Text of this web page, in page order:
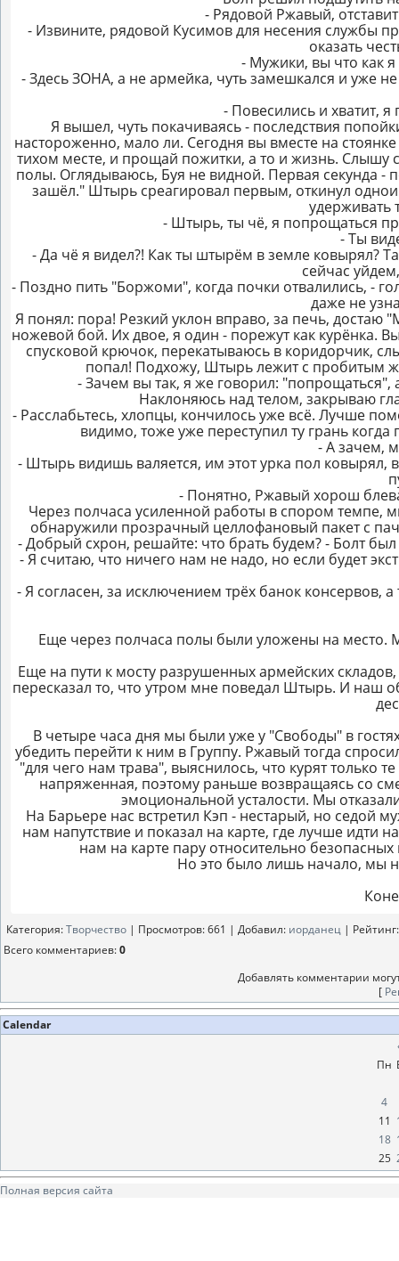
- Рядовой Ржавый,
- Извините, рядовой Кусимов для несения службы
оказать
- Мужики, вы что как
- Здесь ЗОНА, а не армейка, чуть замешкался и уже
- Повесились и хватит,
Я вышел, чуть покачиваясь - последствия
настороженно, мало ли. Сегодня вы вместе на
тихом месте, и прощай пожитки, а то и жизнь.
полы. Оглядываюсь, Буя не видной. Первая секунда -
зашёл." Штырь среагировал первым, откинул
удерживать
- Штырь, ты чё, я попрощаться
- Ты
- Да чё я видел?! Как ты штырём в земле ковырял?
сейчас
- Поздно пить "Боржоми", когда почки отвалились, -
даже не
Я понял: пора! Резкий уклон вправо, за печь, достаю
ножевой бой. Их двое, я один - порежут как курёнка.
спусковой крючок, перекатываюсь в коридорчик,
попал! Подхожу, Штырь лежит с пробитым
- Зачем вы так, я же говорил: "попрощаться",
Наклоняюсь над телом, закрываю
- Расслабьтесь, хлопцы, кончилось уже всё. Лучше
видимо, тоже уже переступил ту грань
- А зачем,
- Штырь видишь валяется, им этот урка пол ковырял,
- Понятно, Ржавый хорош
Через полчаса усиленной работы в спором
обнаружили прозрачный целлофановый пакет с
- Добрый схрон, решайте: что брать будем? - Болт
- Я считаю, что ничего нам не надо, но если будет
- Я согласен, за исключением трёх банок консервов,
Еще через полчаса полы были уложены на место.
Еще на пути к мосту разрушенных армейских
пересказал то, что утром мне поведал Штырь. И наш
В четыре часа дня мы были уже у "Свободы" в
убедить перейти к ним в Группу. Ржавый тогда
"для чего нам трава", выяснилось, что курят только
напряженная, поэтому раньше возвращаясь со
эмоциональной усталости. Мы
На Барьере нас встретил Кэп - нестарый, но седой
нам напутствие и показал на карте, где лучше идти
нам на карте пару относительно
Но это было лишь начало, мы
Категория:Творчество | Просмотров: 661 | Добавил: иорданец | Рейтинг
Всего комментариев:0
Добавлять комментарии
[
Calendar
Пн
4
11
18
25
Полная версия сайта